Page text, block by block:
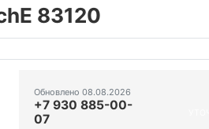
83120
Обновлено 08.08.2026
+7 930 885-00-
07